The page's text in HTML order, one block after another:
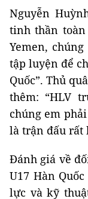
Nguyễn
tinh thần
Yemen,
tập luyện để
Quốc”. Thủ
thêm: “HLV
chúng em
là trận đấu rất
Đánh giá về
U17 Hàn
lực và kỹ